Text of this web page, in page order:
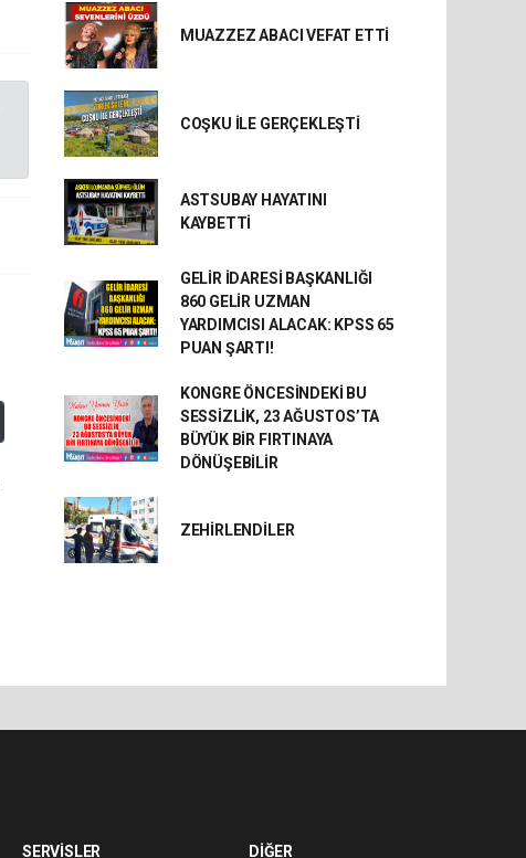
MUAZZEZ ABACI VEFAT ETTİ
COŞKU İLE GERÇEKLEŞTİ
ASTSUBAY HAYATINI
KAYBETTİ
GELİR İDARESİ BAŞKANLIĞI
860 GELİR UZMAN
YARDIMCISI ALACAK: KPSS 65
PUAN ŞARTI!
KONGRE ÖNCESİNDEKİ BU
SESSİZLİK, 23 AĞUSTOS’TA
BÜYÜK BİR FIRTINAYA
DÖNÜŞEBİLİR
ZEHİRLENDİLER
SERVİSLER DİĞER